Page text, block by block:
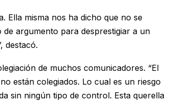
Ella misma nos ha dicho que no se
argumento para desprestigiar a un
destacó.
de muchos comunicadores. “El
están colegiados. Lo cual es un riesgo
sin ningún tipo de control. Esta querella